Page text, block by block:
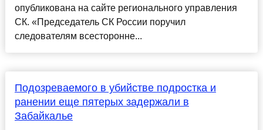
опубликована на сайте регионального управления
СК. «Председатель СК России поручил
следователям всесторонне...
Подозреваемого в убийстве подростка и
ранении еще пятерых задержали в
Забайкалье